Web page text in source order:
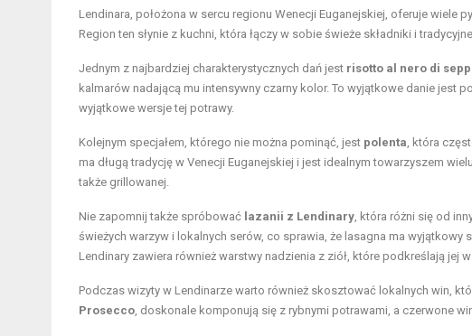
Lendinara, położona w sercu regionu Wenecji Euganejskiej, oferuje
Region ten słynie z kuchni, która łączy w sobie świeże składniki i
Jednym z najbardziej charakterystycznych dań jest risotto al nero di
kalmarów nadającą mu intensywny czarny kolor. To wyjątkowe danie jest
wyjątkowe wersje tej potrawy.
Kolejnym specjałem, którego nie można pominąć, jest polenta , która
ma długą tradycję w Venecji Euganejskiej i jest idealnym towarzyszem
także grillowanej.
Nie zapomnij także spróbować lazanii z Lendinary , która różni się od
świeżych warzyw i lokalnych serów, co sprawia, że lasagna ma
Lendinary zawiera również warstwy nadzienia z ziół, które podkreślają jej
Podczas wizyty w Lendinarze warto również skosztować lokalnych win,
Prosecco , doskonale komponują się z rybnymi potrawami, a czerwone